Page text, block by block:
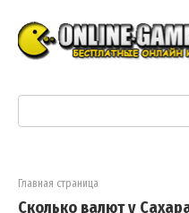
контенту
Поиск:
Главная страница
Сколько валют у